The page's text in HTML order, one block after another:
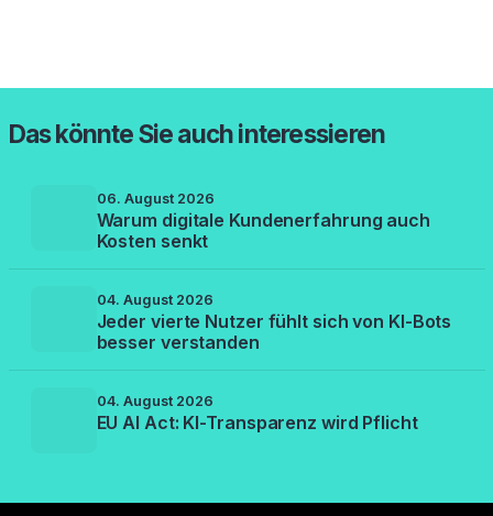
Das könnte Sie auch interessieren
06. August 2026
Warum digitale Kundenerfahrung auch
Kosten senkt
04. August 2026
Jeder vierte Nutzer fühlt sich von KI-Bots
besser verstanden
04. August 2026
EU AI Act: KI-Transparenz wird Pflicht